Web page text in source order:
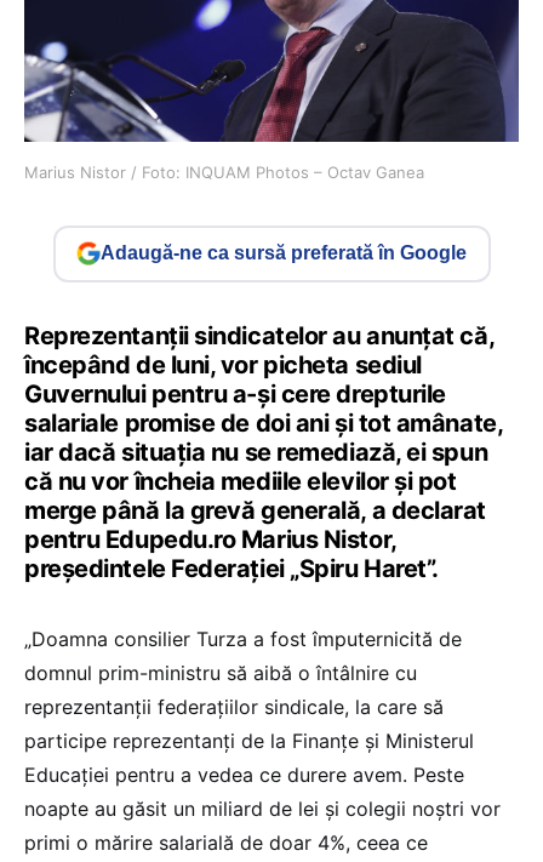
Marius Nistor / Foto: INQUAM Photos – Octav Ganea
Adaugă-ne ca sursă preferată în Google
Reprezentanții sindicatelor au anunțat că,
începând de luni, vor picheta sediul
Guvernului pentru a-și cere drepturile
salariale promise de doi ani și tot amânate,
iar dacă situația nu se remediază, ei spun
că nu vor încheia mediile elevilor și pot
merge până la grevă generală, a declarat
pentru Edupedu.ro Marius Nistor,
președintele Federației „Spiru Haret”.
„Doamna consilier Turza a fost împuternicită de
domnul prim-ministru să aibă o întâlnire cu
reprezentanții federațiilor sindicale, la care să
participe reprezentanți de la Finanțe și Ministerul
Educației pentru a vedea ce durere avem. Peste
noapte au găsit un miliard de lei și colegii noștri vor
primi o mărire salarială de doar 4%, ceea ce